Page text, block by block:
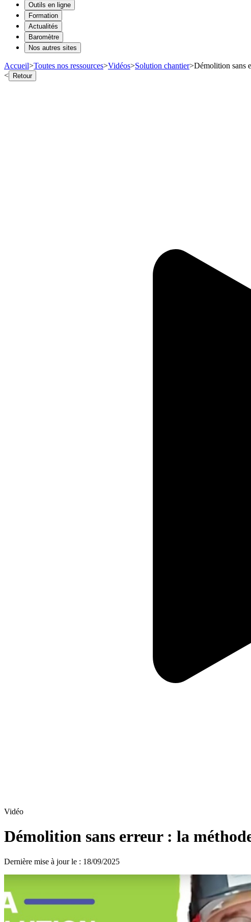
Outils en ligne
Formation
Actualités
Baromètre
Nos autres sites
Accueil>Toutes nos ressources>Vidéos>Solution chantier>Démolition sans
< Retour
Vidéo
Démolition sans erreur : la
Dernière mise à jour le : 18/09/2025